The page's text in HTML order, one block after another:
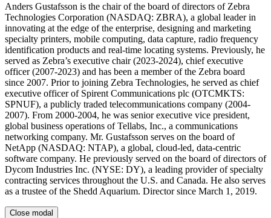
Anders Gustafsson is the chair of the board of directors of Zebra
Technologies Corporation (NASDAQ: ZBRA), a global leader in
innovating at the edge of the enterprise, designing and marketing
specialty printers, mobile computing, data capture, radio frequency
identification products and real-time locating systems. Previously, he
served as Zebra’s executive chair (2023-2024), chief executive
officer (2007-2023) and has been a member of the Zebra board
since 2007. Prior to joining Zebra Technologies, he served as chief
executive officer of Spirent Communications plc (OTCMKTS:
SPNUF), a publicly traded telecommunications company (2004-
2007). From 2000-2004, he was senior executive vice president,
global business operations of Tellabs, Inc., a communications
networking company. Mr. Gustafsson serves on the board of
NetApp (NASDAQ: NTAP), a global, cloud-led, data-centric
software company. He previously served on the board of directors of
Dycom Industries Inc. (NYSE: DY), a leading provider of specialty
contracting services throughout the U.S. and Canada. He also serves
as a trustee of the Shedd Aquarium. Director since March 1, 2019.
Close modal